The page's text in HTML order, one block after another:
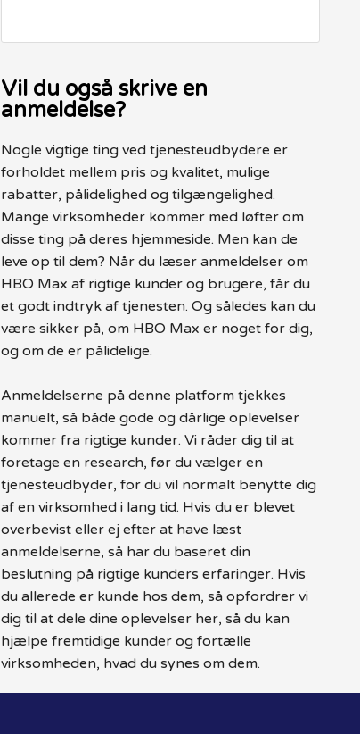
Vil du også skrive en
anmeldelse?
Nogle vigtige ting ved tjenesteudbydere er
forholdet mellem pris og kvalitet, mulige
rabatter, pålidelighed og tilgængelighed.
Mange virksomheder kommer med løfter om
disse ting på deres hjemmeside. Men kan de
leve op til dem? Når du læser anmeldelser om
HBO Max af rigtige kunder og brugere, får du
et godt indtryk af tjenesten. Og således kan du
være sikker på, om HBO Max er noget for dig,
og om de er pålidelige.
Anmeldelserne på denne platform tjekkes
manuelt, så både gode og dårlige oplevelser
kommer fra rigtige kunder. Vi råder dig til at
foretage en research, før du vælger en
tjenesteudbyder, for du vil normalt benytte dig
af en virksomhed i lang tid. Hvis du er blevet
overbevist eller ej efter at have læst
anmeldelserne, så har du baseret din
beslutning på rigtige kunders erfaringer. Hvis
du allerede er kunde hos dem, så opfordrer vi
dig til at dele dine oplevelser her, så du kan
hjælpe fremtidige kunder og fortælle
virksomheden, hvad du synes om dem.